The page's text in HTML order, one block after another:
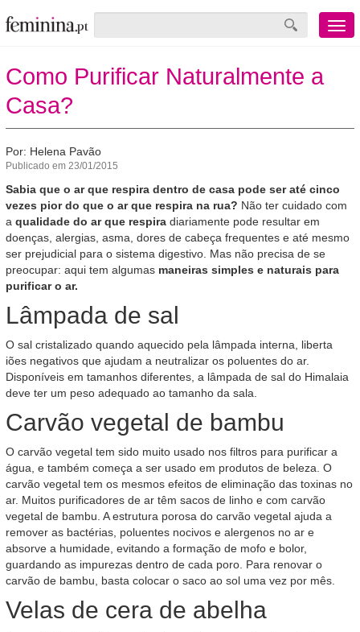
Menu
mobile
Como Purificar Naturalmente a
Casa?
Por: Helena Pavão
Publicado em 23/01/2015
Sabia que o ar que respira dentro de casa pode ser até cinco
vezes pior do que o ar que respira na rua? Não ter cuidado com
a qualidade do ar que respira diariamente pode resultar em
doenças, alergias, asma, dores de cabeça frequentes e até mesmo
ser prejudicial para o sistema digestivo. Mas não precisa de se
preocupar: aqui tem algumas maneiras simples e naturais para
purificar o ar.
Lâmpada de sal
O sal cristalizado quando aquecido pela lâmpada interna, liberta
iões negativos que ajudam a neutralizar os poluentes do ar.
Disponíveis em tamanhos diferentes, a lâmpada de sal do Himalaia
deve ter um peso adequado ao tamanho da sala.
Carvão vegetal de bambu
O carvão vegetal tem sido muito usado nos filtros para purificar a
água, e também começa a ser usado em produtos de beleza. O
carvão vegetal tem os mesmos efeitos de eliminação das toxinas no
ar. Muitos purificadores de ar têm sacos de linho e com carvão
vegetal de bambu. A estrutura porosa do carvão vegetal ajuda a
remover as bactérias, poluentes nocivos e alergenos no ar e
absorve a humidade, evitando a formação de mofo e bolor,
guardando as impurezas dentro de cada poro. Para renovar o
carvão de bambu, basta colocar o saco ao sol uma vez por mês.
Velas de cera de abelha